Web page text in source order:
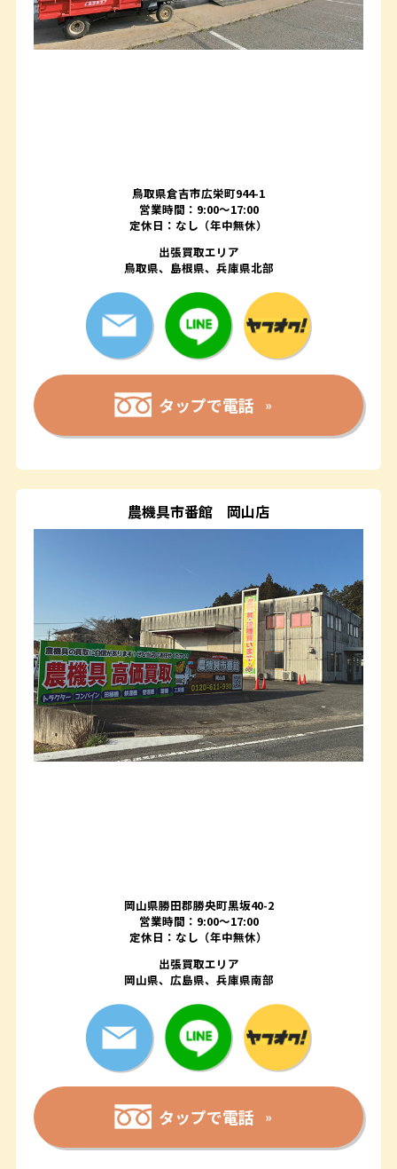
鳥取県倉吉市広栄町944-1
営業時間：9:00～17:00
定休日：なし（年中無休）
出張買取エリア
鳥取県、島根県、兵庫県北部
タップで電話
農機具市番館 岡山店
岡山県勝田郡勝央町黒坂40-2
営業時間：9:00～17:00
定休日：なし（年中無休）
出張買取エリア
岡山県、広島県、兵庫県南部
タップで電話